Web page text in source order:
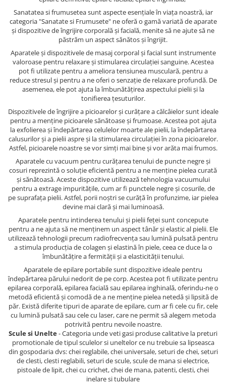
Sanatatea si frumusetea sunt aspecte esențiale în viața noastră, iar
categoria "Sanatate si Frumusete" ne oferă o gamă variată de aparate
și dispozitive de îngrijire corporală și facială, menite să ne ajute să ne
păstrăm un aspect sănătos și îngrijit.
Aparatele și dispozitivele de masaj corporal și facial sunt instrumente
valoroase pentru relaxare și stimularea circulației sanguine. Acestea
pot fi utilizate pentru a ameliora tensiunea musculară, pentru a
reduce stresul și pentru a ne oferi o senzație de relaxare profundă. De
asemenea, ele pot ajuta la îmbunătățirea aspectului pielii și la
tonifierea țesuturilor.
Dispozitivele de îngrijire a picioarelor și curățare a călcâielor sunt ideale
pentru a menține picioarele sănătoase și frumoase. Acestea pot ajuta
la exfolierea și îndepărtarea celulelor moarte ale pielii, la îndepărtarea
calusurilor și a pielii aspre și la stimularea circulației în zona picioarelor.
Astfel, picioarele noastre se vor simți mai bine și vor arăta mai frumos.
Aparatele cu vacuum pentru curățarea tenului de puncte negre și
cosuri reprezintă o soluție eficientă pentru a ne menține pielea curată
și sănătoasă. Aceste dispozitive utilizează tehnologia vacuumului
pentru a extrage impuritățile, cum ar fi punctele negre și cosurile, de
pe suprafața pielii. Astfel, porii noștri se curăță în profunzime, iar pielea
devine mai clară și mai luminoasă.
Aparatele pentru intinderea tenului și pielii feței sunt concepute
pentru a ne ajuta să ne menținem un aspect tânăr și elastic al pielii. Ele
utilizează tehnologii precum radiofrecvența sau lumină pulsată pentru
a stimula producția de colagen și elastină în piele, ceea ce duce la o
îmbunătățire a fermității și a elasticității tenului.
Aparatele de epilare portabile sunt dispozitive ideale pentru
îndepărtarea părului nedorit de pe corp. Acestea pot fi utilizate pentru
epilarea corporală, epilarea facială sau epilarea inghinală, oferindu-ne o
metodă eficientă și comodă de a ne menține pielea netedă și lipsită de
păr. Există diferite tipuri de aparate de epilare, cum ar fi cele cu fir, cele
cu lumină pulsată sau cele cu laser, care ne permit să alegem metoda
potrivită pentru nevoile noastre.
Scule si Unelte- Categoria unde veti gasi produse calitative la preturi
promotionale de tipul sculelor si uneltelor ce nu trebuie sa lipseasca
din gospodaria dvs: chei reglabile, chei universale, seturi de chei, seturi
de clesti, clesti reglabili, seturi de scule, scule de mana si electrice,
pistoale de lipit, chei cu crichet, chei de mana, patenti, clesti, chei
inelare si tubulare